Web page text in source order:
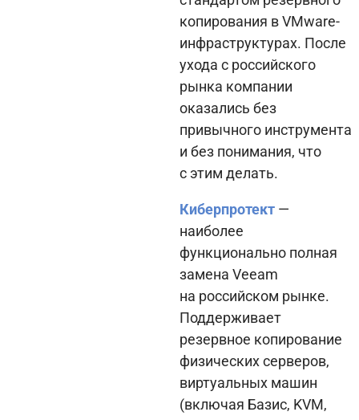
копирования в VMware-
инфраструктурах. После
ухода с российского
рынка компании
оказались без
привычного инструмента
и без понимания, что
с этим делать.
Киберпротект —
наиболее
функционально полная
замена Veeam
на российском рынке.
Поддерживает
резервное копирование
физических серверов,
виртуальных машин
(включая Базис, KVM,